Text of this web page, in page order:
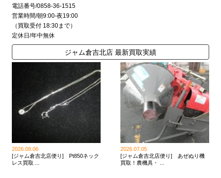
電話番号/0858-36-1515
営業時間/朝9:00-夜19:00
（買取受付 18:30まで）
定休日/年中無休
ジャム倉吉北店 最新買取実績
2026.08.06
[ジャム倉吉北店便り] Pt850ネック
レス買取 ...
2026.07.05
[ジャム倉吉北店便り] あぜぬり機
買取！農機具・ ...